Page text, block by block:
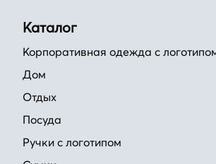
Каталог
Корпоративная одежда с
Дом
Отдых
Посуда
Ручки с логотипом